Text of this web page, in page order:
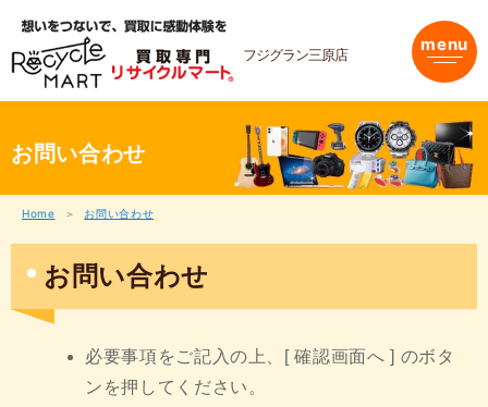
を
ス
フジグラン三原店 menu
お問い合わせ
Home お問い合わせ
お問い合わせ
必要事項をご記入の上、[ 確認画面へ ] のボタ
ンを押してください。